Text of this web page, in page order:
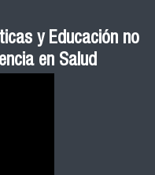
y Educación no
en Salud
de Neurociencia
2025
CESIC
Magíster en Salud
y 2023 FACIMED
en el deporte
económica”